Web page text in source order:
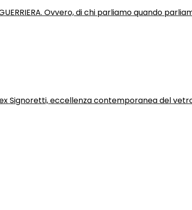
GUERRIERA. Ovvero, di chi parliamo quando
Signoretti, eccellenza contemporanea del